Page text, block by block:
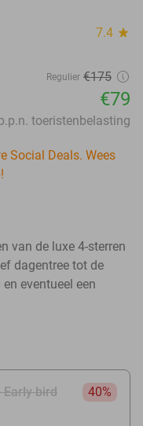
7.4 star
Regulier €175
€79
toeristenbelasting
Social Deals. Wees
van de luxe 4-sterren
dagentree tot de
eventueel een
Early bird
40%